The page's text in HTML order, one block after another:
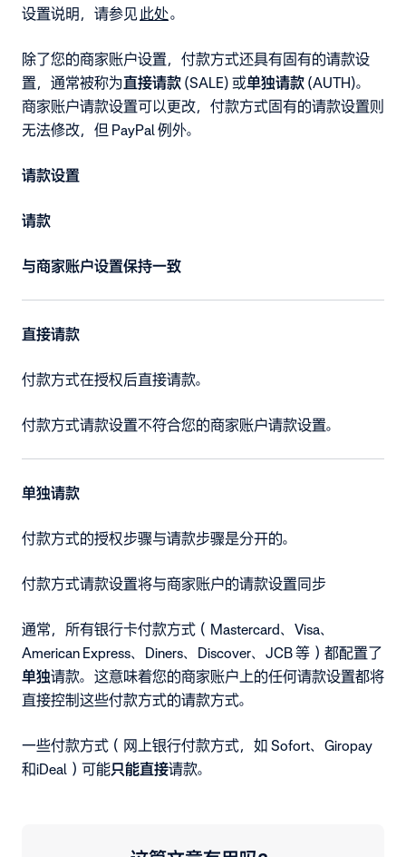
设置说明，请参见 此处。
除了您的商家账户设置，付款方式还具有固有的请款设
置，通常被称为直接请款 (SALE) 或单独请款 (AUTH)。
商家账户请款设置可以更改，付款方式固有的请款设置则
无法修改，但 PayPal 例外。
请款设置
请款
与商家账户设置保持一致
直接请款
付款方式在授权后直接请款。
付款方式请款设置不符合您的商家账户请款设置。
单独请款
付款方式的授权步骤与请款步骤是分开的。
付款方式请款设置将与商家账户的请款设置同步
通常，所有银行卡付款方式（Mastercard、Visa、
American Express、Diners、Discover、JCB 等）都配置了
单独请款。这意味着您的商家账户上的任何请款设置都将
直接控制这些付款方式的请款方式。
一些付款方式（网上银行付款方式，如 Sofort、Giropay
和iDeal）可能只能直接请款。